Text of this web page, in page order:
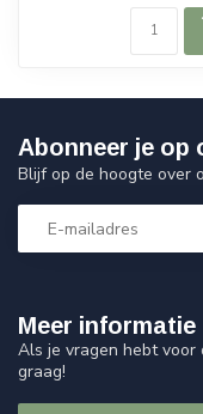
Meer informatie
Als je vragen hebt voor
graag!
Abonneer je op
Blijf op de hoogte over